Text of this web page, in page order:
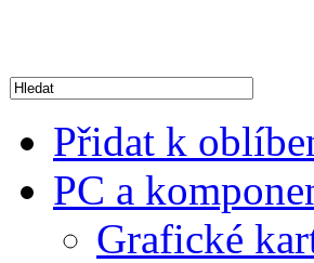
Přidat k
PC a
Grafické